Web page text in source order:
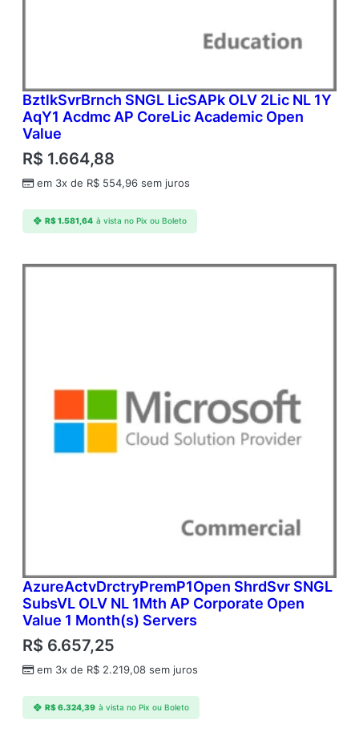
BztlkSvrBrnch SNGL LicSAPk OLV 2Lic NL 1Y
AqY1 Acdmc AP CoreLic Academic Open
Value
R$ 1.664,88
em 3x de R$ 554,96 sem juros
R$1.581,64 à vista no Pix ou Boleto
AzureActvDrctryPremP1Open ShrdSvr SNGL
SubsVL OLV NL 1Mth AP Corporate Open
Value 1 Month(s) Servers
R$ 6.657,25
em 3x de R$ 2.219,08 sem juros
R$6.324,39 à vista no Pix ou Boleto